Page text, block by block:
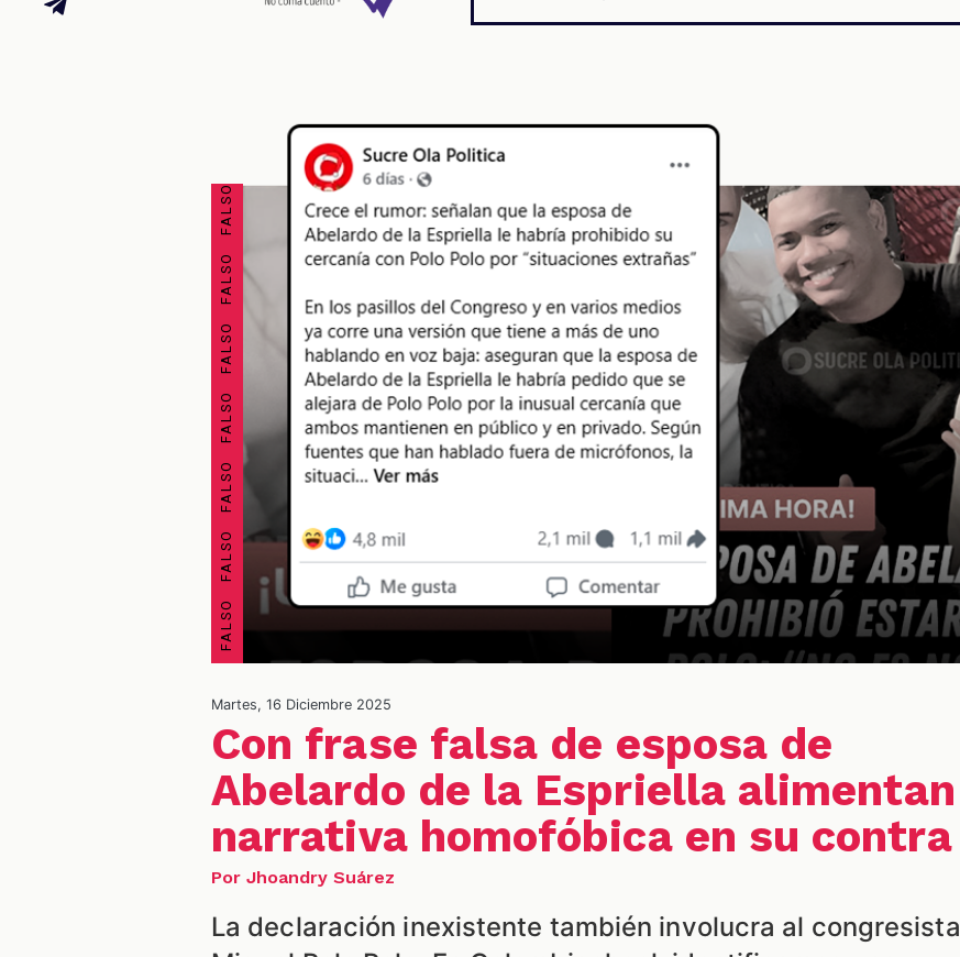
FALSO FALSO FALSO FALSO FALSO FALSO FALSO FALSO
Martes, 16 Diciembre 2025
Con frase falsa de esposa de
Abelardo de la Espriella alimentan
narrativa homofóbica en su contra
Por Jhoandry Suárez
La declaración inexistente también involucra al congresista